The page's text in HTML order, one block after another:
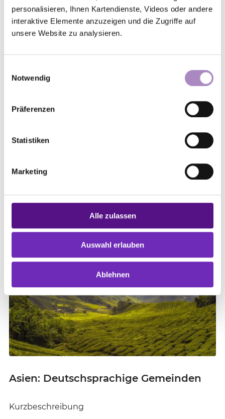
personalisieren, Ihnen Kartendienste, Videos oder andere
interaktive Elemente anzuzeigen und die Zugriffe auf
unsere Website zu analysieren.
Notwendig
Präferenzen
Statistiken
Marketing
Alle zulassen
Auswahl erlauben
Ablehnen
Gemeinden
Kurzbeschreibung
Zum Thema
Asien: Deutschsprachige Gemeinden
Kurzbeschreibung